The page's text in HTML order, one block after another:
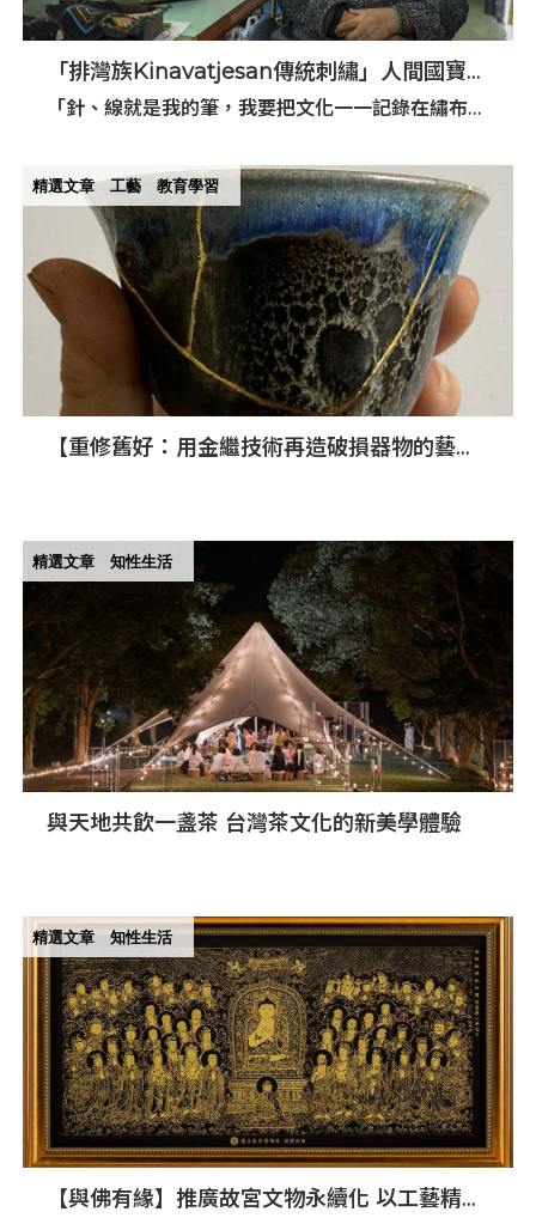
「排灣族Kinavatjesan傳統刺繡」人間國寶陳
利友妹 作品深具東排灣族藝術特色
「針、線就是我的筆，我要把文化一一記錄在繡布
精選文章 工藝 教育學習
【重修舊好：用金繼技術再造破損器物的藝術
精選文章 知性生活
與天地共飲一盞茶 台灣茶文化的新美學體驗
精選文章 知性生活
【與佛有緣】推廣故宮文物永續化 以工藝精神